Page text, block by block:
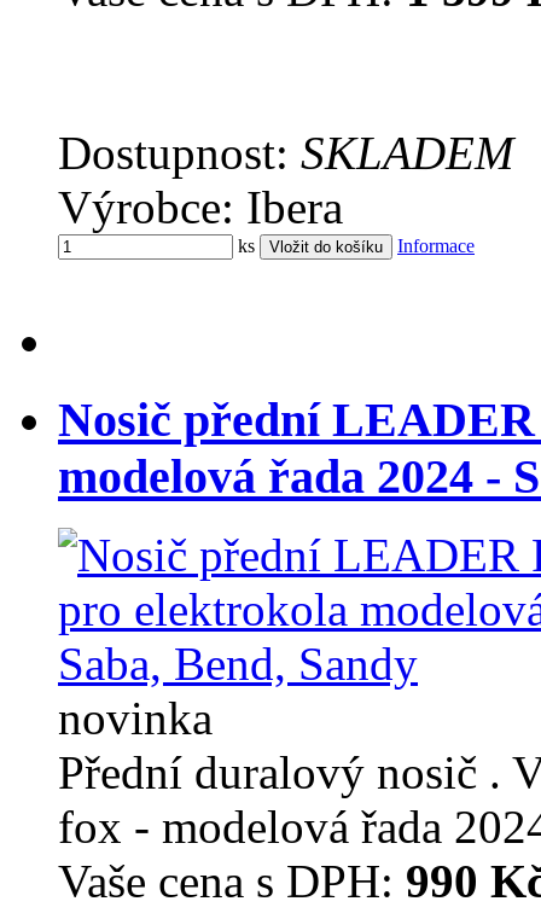
Dostupnost: SKLADEM
Výrobce: Ibera
ks Informace
Nosič přední
modelová řada 2024 -
novinka
Přední duralový nosič .
fox - modelová řada
Vaše cena s DPH: 990